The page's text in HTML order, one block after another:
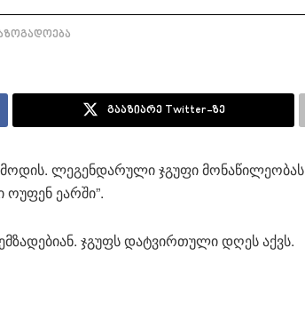
გააზიარე Twitter-ზე
ლეგენდარული ჯგუფი მონაწილეობას
ეარში”.
ჯგუფს დატვირთული დღეს აქვს.